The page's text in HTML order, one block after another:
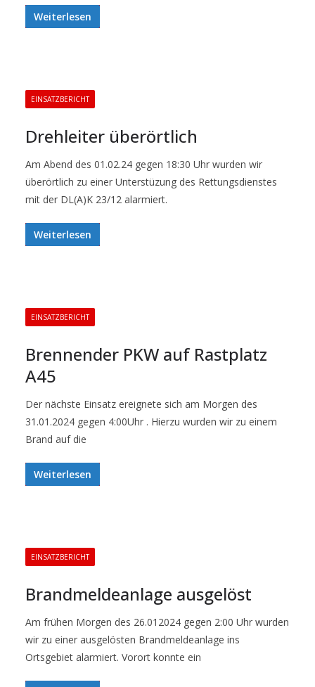
Weiterlesen
EINSATZBERICHT
Drehleiter überörtlich
Am Abend des 01.02.24 gegen 18:30 Uhr wurden wir
überörtlich zu einer Unterstüzung des Rettungsdienstes
mit der DL(A)K 23/12 alarmiert.
Weiterlesen
EINSATZBERICHT
Brennender PKW auf Rastplatz
A45
Der nächste Einsatz ereignete sich am Morgen des
31.01.2024 gegen 4:00Uhr . Hierzu wurden wir zu einem
Brand auf die
Weiterlesen
EINSATZBERICHT
Brandmeldeanlage ausgelöst
Am frühen Morgen des 26.012024 gegen 2:00 Uhr wurden
wir zu einer ausgelösten Brandmeldeanlage ins
Ortsgebiet alarmiert. Vorort konnte ein